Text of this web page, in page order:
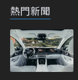
熱門新聞